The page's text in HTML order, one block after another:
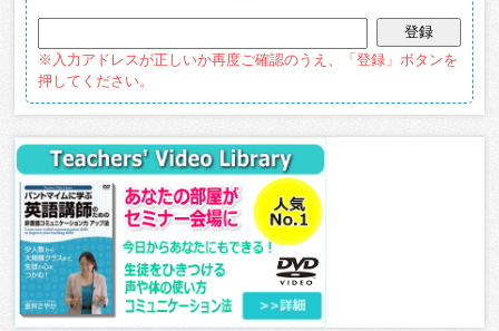
※入力アドレスが正しいか再度ご確認のうえ、「登録」ボタンを
押してください。